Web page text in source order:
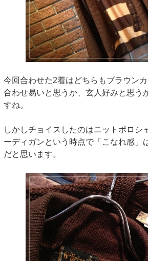
今回合わせた2着はどちらもブラウンカ
合わせ易いと思うか、玄人好みと思う
すね。
しかしチョイスしたのはニットポロシ
ーディガンという時点で「こなれ感」
だと思います。